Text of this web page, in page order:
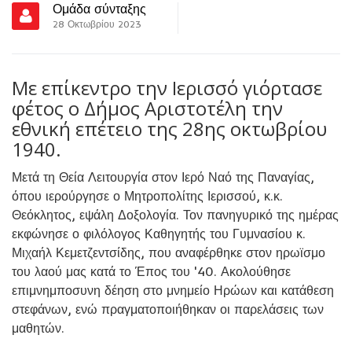
Ομάδα σύνταξης
28 Οκτωβρίου 2023
Με επίκεντρο την Ιερισσό γιόρτασε
φέτος ο Δήμος Αριστοτέλη την
εθνική επέτειο της 28ης οκτωβρίου
1940.
Μετά τη Θεία Λειτουργία στον Ιερό Ναό της Παναγίας,
όπου ιερούργησε ο Μητροπολίτης Ιερισσού, κ.κ.
Θεόκλητος, εψάλη Δοξολογία. Τον πανηγυρικό της ημέρας
εκφώνησε ο φιλόλογος Καθηγητής του Γυμνασίου κ.
Μιχαήλ Κεμετζεντσίδης, που αναφέρθηκε στον ηρωϊσμο
του λαού μας κατά το Έπος του '40. Ακολούθησε
επιμνημποσυνη δέηση στο μνημείο Ηρώων και κατάθεση
στεφάνων, ενώ πραγματοποιήθηκαν οι παρελάσεις των
μαθητών.